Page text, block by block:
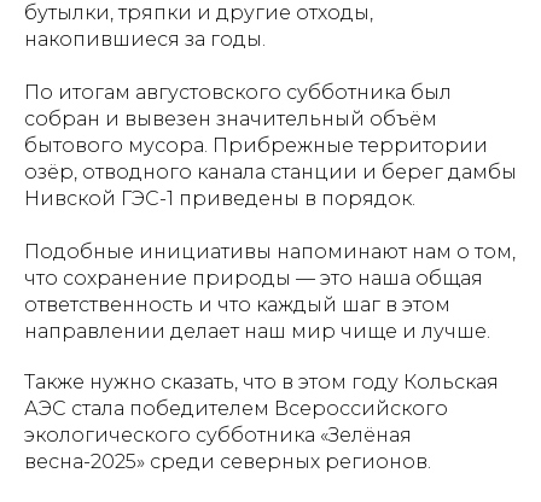
бутылки, тряпки и другие отходы,
накопившиеся за годы.
По итогам августовского субботника был
собран и вывезен значительный объём
бытового мусора. Прибрежные территории
озёр, отводного канала станции и берег дамбы
Нивской ГЭС-1 приведены в порядок.
Подобные инициативы напоминают нам о том,
что сохранение природы — это наша общая
ответственность и что каждый шаг в этом
направлении делает наш мир чище и лучше.
Также нужно сказать, что в этом году Кольская
АЭС стала победителем Всероссийского
экологического субботника «Зелёная
весна-2025» среди северных регионов.